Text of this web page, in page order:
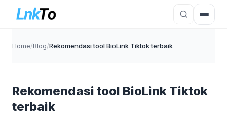
Home/Blog/Rekomendasi tool BioLink Tiktok terbaik
Rekomendasi tool BioLink Tiktok
terbaik